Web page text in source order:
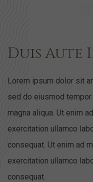
Duis
Lorem ipsum dolor sit
sed do eiusmod
magna aliqua. Ut enim
exercitation ullamco
consequat. Ut enim ad
exercitation ullamco
consequat.